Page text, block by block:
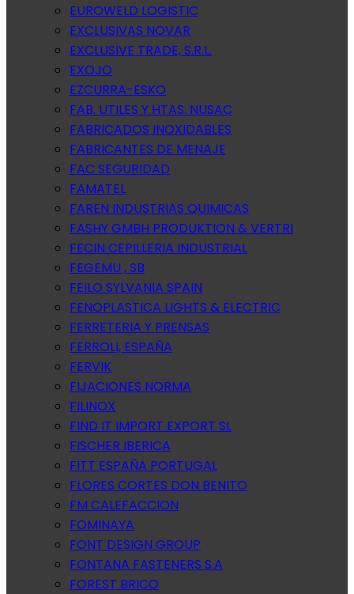
EUROWELD LOGISTIC
EXCLUSIVAS NOVAR
EXCLUSIVE TRADE, S.R.L.
EXOJO
EZCURRA-ESKO
FAB. UTILES Y HTAS. NUSAC
FABRICADOS INOXIDABLES
FABRICANTES DE MENAJE
FAC SEGURIDAD
FAMATEL
FAREN INDUSTRIAS QUIMICAS
FASHY GMBH PRODUKTION & VERTRI
FECIN CEPILLERIA INDUSTRIAL
FEGEMU , SB
FEILO SYLVANIA SPAIN
FENOPLASTICA LIGHTS & ELECTRIC
FERRETERIA Y PRENSAS
FERROLI, ESPAÑA
FERVIK
FIJACIONES NORMA
FILINOX
FIND IT IMPORT EXPORT SL
FISCHER IBERICA
FITT ESPAÑA PORTUGAL
FLORES CORTES DON BENITO
FM CALEFACCION
FOMINAYA
FONT DESIGN GROUP
FONTANA FASTENERS S.A
FOREST BRICO